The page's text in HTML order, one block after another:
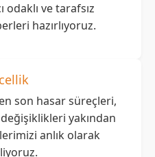
odaklı ve tarafsız
hazırlıyoruz.
son hasar süreçleri,
yakından
anlık olarak